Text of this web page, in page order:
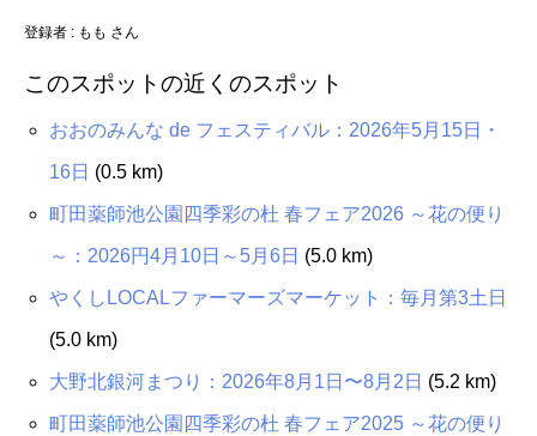
登録者 : もも さん
このスポットの近くのスポット
おおのみんな de フェスティバル：2026年5月15日・
16日 (0.5 km)
町田薬師池公園四季彩の杜 春フェア2026 ～花の便り
～：2026円4月10日～5月6日 (5.0 km)
やくしLOCALファーマーズマーケット：毎月第3土日
(5.0 km)
大野北銀河まつり：2026年8月1日〜8月2日 (5.2 km)
町田薬師池公園四季彩の杜 春フェア2025 ～花の便り